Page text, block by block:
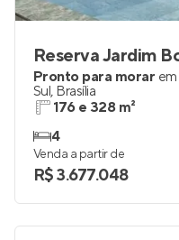
Pronto para morar em
Sul, Brasília
176 e 328 m²
4
Venda a partir de
R$ 3.677.048